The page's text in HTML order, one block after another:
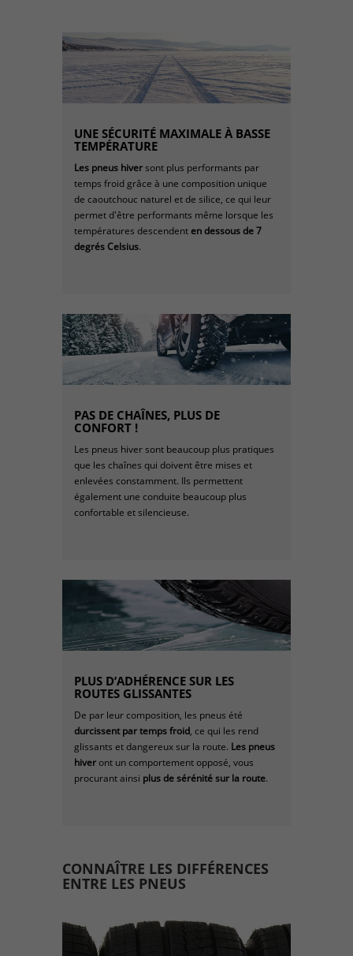
UNE SÉCURITÉ MAXIMALE À BASSE
TEMPÉRATURE
Les pneus hiversont plus performants par
temps froid grâce à une composition unique
de caoutchouc naturel et de silice, ce qui leur
permet d'être performants même lorsque les
températures descendenten dessous de 7
degrés Celsius.​
PAS DE CHAÎNES, PLUS DE
CONFORT !
Les pneus hiver sont beaucoup plus pratiques
que les chaînes qui doivent être mises et
enlevées constamment. Ils permettent
également une conduite beaucoup plus
confortable et silencieuse.
PLUS D’ADHÉRENCE SUR LES
ROUTES GLISSANTES
De par leur composition, les pneus été
durcissent par temps froid, ce qui les rend
glissants et dangereux sur la route. Les pneus
hiveront un comportement opposé, vous
procurant ainsi plus de sérénité sur la route.​
CONNAÎTRE LES DIFFÉRENCES
ENTRE LES PNEUS